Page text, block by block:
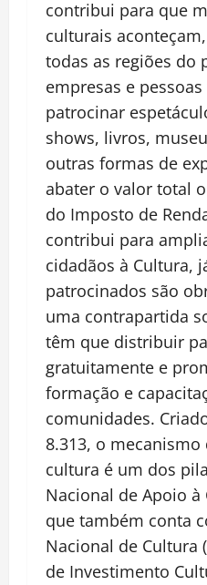
contribui para que
culturais
todas as regiões do
empresas e
patrocinar
shows, livros,
outras formas de
abater o valor total
do Imposto de
contribui para
cidadãos à Cultura,
patrocinados são
uma contrapartida
têm que distribuir
gratuitamente e
formação e
comunidades.
8.313, o
cultura é um dos
Nacional de Apoio à
que também conta
Nacional de Cultura
de Investimento